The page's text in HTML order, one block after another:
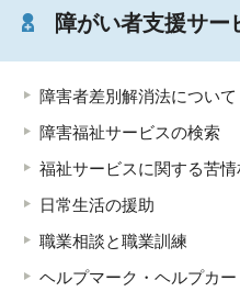
障がい者支援サー
障害者差別解消法につい
障害福祉サービスの検索
福祉サービスに関する苦情
日常生活の援助
職業相談と職業訓練
ヘルプマーク・ヘルプカ